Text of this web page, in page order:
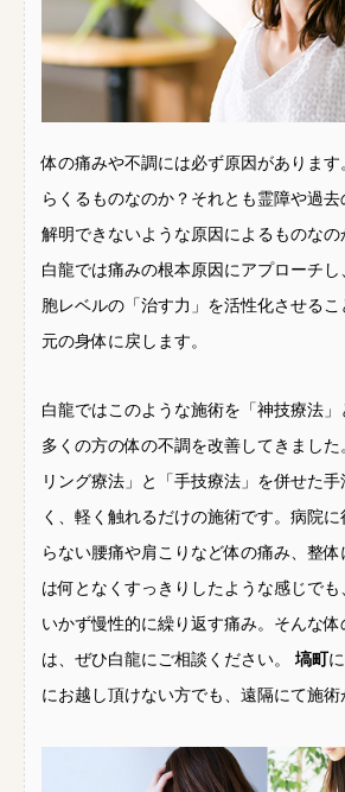
体の痛みや不調には必ず原因がありま
らくるものなのか？それとも霊障や過
解明できないような原因によるものなの
白龍では痛みの根本原因にアプローチ
胞レベルの「治す力」を活性化させる
元の身体に戻します。
白龍ではこのような施術を「神技療法
多くの方の体の不調を改善してきまし
リング療法」と「手技療法」を併せた
く、軽く触れるだけの施術です。病院
らない腰痛や肩こりなど体の痛み、整
は何となくすっきりしたような感じで
いかず慢性的に繰り返す痛み。そんな
は、ぜひ白龍にご相談ください。 塙町
にお越し頂けない方でも、遠隔にて施術